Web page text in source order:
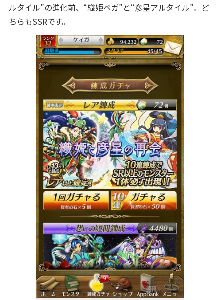
ルタイル”の進化前、“織姫ベガ”と“彦星アルタイル”。ど
ちらもSSRです。